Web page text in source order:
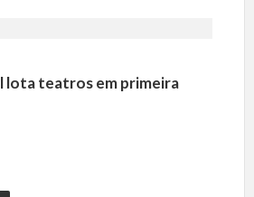
lota teatros em primeira